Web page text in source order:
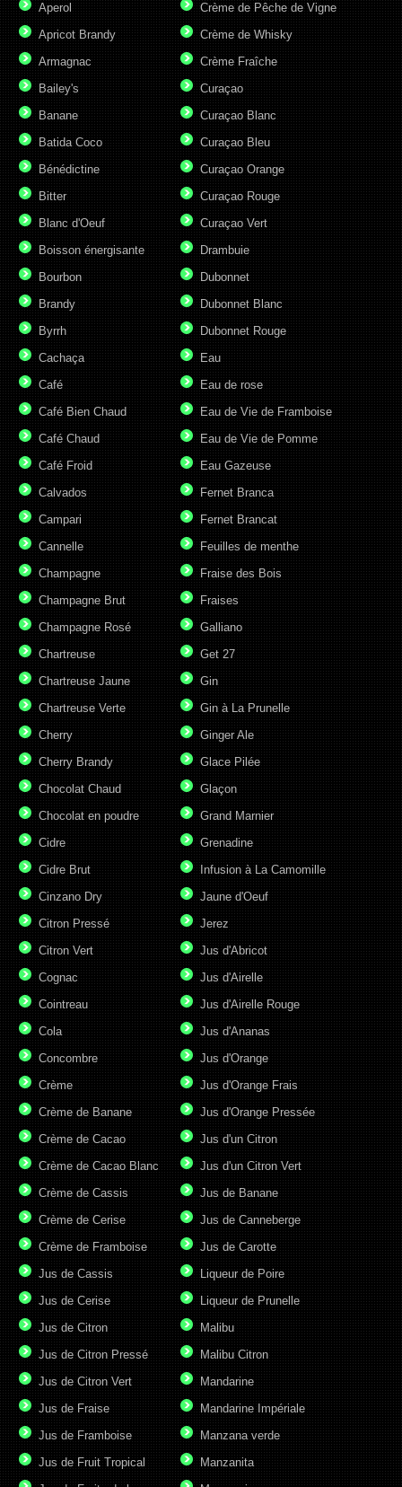
Aperol
Apricot Brandy
Armagnac
Bailey's
Banane
Batida Coco
Bénédictine
Bitter
Blanc d'Oeuf
Boisson énergisante
Bourbon
Brandy
Byrrh
Cachaça
Café
Café Bien Chaud
Café Chaud
Café Froid
Calvados
Campari
Cannelle
Champagne
Champagne Brut
Champagne Rosé
Chartreuse
Chartreuse Jaune
Chartreuse Verte
Cherry
Cherry Brandy
Chocolat Chaud
Chocolat en poudre
Cidre
Cidre Brut
Cinzano Dry
Citron Pressé
Citron Vert
Cognac
Cointreau
Cola
Concombre
Crème
Crème de Banane
Crème de Cacao
Crème de Cacao Blanc
Crème de Cassis
Crème de Cerise
Crème de Framboise
Crème de Pêche de Vigne
Crème de Whisky
Crème Fraîche
Curaçao
Curaçao Blanc
Curaçao Bleu
Curaçao Orange
Curaçao Rouge
Curaçao Vert
Drambuie
Dubonnet
Dubonnet Blanc
Dubonnet Rouge
Eau
Eau de rose
Eau de Vie de Framboise
Eau de Vie de Pomme
Eau Gazeuse
Fernet Branca
Fernet Brancat
Feuilles de menthe
Fraise des Bois
Fraises
Galliano
Get 27
Gin
Gin à La Prunelle
Ginger Ale
Glace Pilée
Glaçon
Grand Marnier
Grenadine
Infusion à La Camomille
Jaune d'Oeuf
Jerez
Jus d'Abricot
Jus d'Airelle
Jus d'Airelle Rouge
Jus d'Ananas
Jus d'Orange
Jus d'Orange Frais
Jus d'Orange Pressée
Jus d'un Citron
Jus d'un Citron Vert
Jus de Banane
Jus de Canneberge
Jus de Carotte
Jus de Cassis
Jus de Cerise
Jus de Citron
Jus de Citron Pressé
Jus de Citron Vert
Jus de Fraise
Jus de Framboise
Jus de Fruit Tropical
Liqueur de Poire
Liqueur de Prunelle
Malibu
Malibu Citron
Mandarine
Mandarine Impériale
Manzana verde
Manzanita